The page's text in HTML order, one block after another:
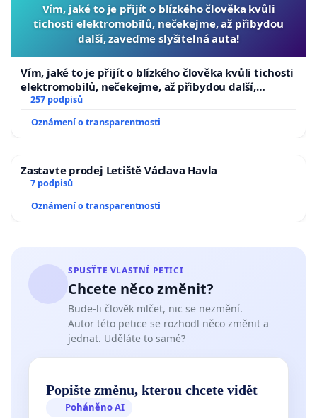
Vím, jaké to je přijít o blízkého člověka kvůli
tichosti elektromobilů, nečekejme, až přibydou
další, zaveďme slyšitelná auta!
Vím, jaké to je přijít o blízkého člověka kvůli tichosti
elektromobilů, nečekejme, až přibydou další,
zaveďme slyšitelná auta!
257 podpisů
Oznámení o transparentnosti
Zastavte prodej Letiště Václava Havla
7 podpisů
Oznámení o transparentnosti
SPUSŤTE VLASTNÍ PETICI
Chcete něco změnit?
Bude-li člověk mlčet, nic se nezmění.
Autor této petice se rozhodl něco změnit a
jednat. Uděláte to samé?
Popište změnu, kterou chcete vidět
Poháněno AI